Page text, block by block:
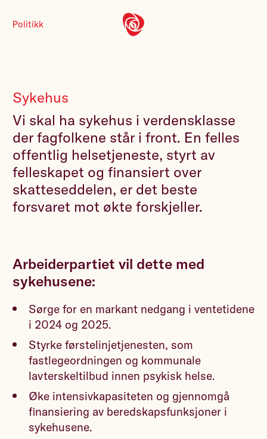
Politikk
Sykehus
Vi skal ha sykehus i verdensklasse
der fagfolkene står i front. En felles
offentlig helsetjeneste, styrt av
felleskapet og finansiert over
skatteseddelen, er det beste
forsvaret mot økte forskjeller.
Arbeiderpartiet vil dette med
sykehusene:
Sørge for en markant nedgang i ventetidene
i 2024 og 2025.
Styrke førstelinjetjenesten, som
fastlegeordningen og kommunale
lavterskeltilbud innen psykisk helse.
Øke intensivkapasiteten og gjennomgå
finansiering av beredskapsfunksjoner i
sykehusene.